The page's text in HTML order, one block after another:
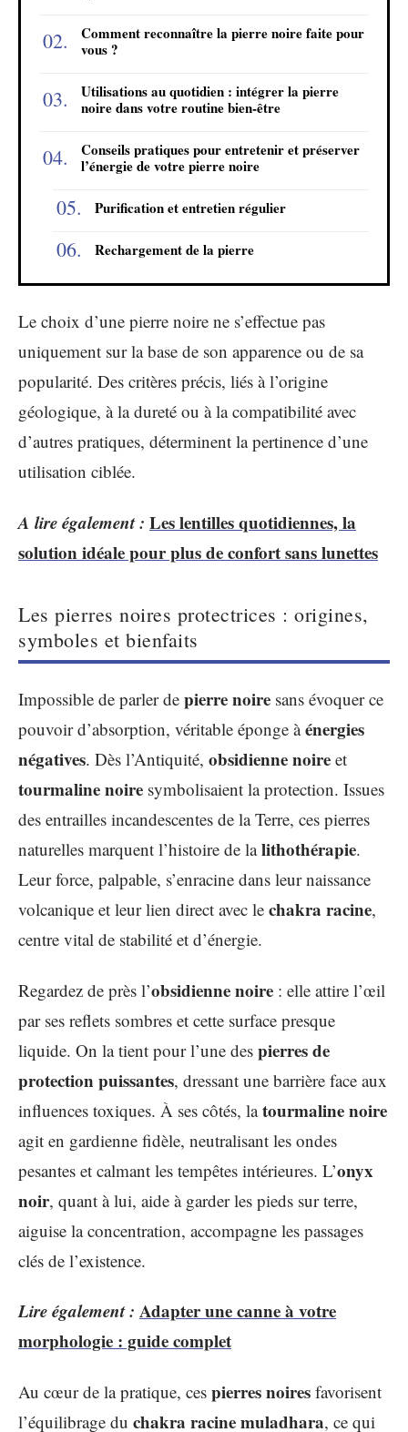
Comment reconnaître la pierre noire faite pour
vous ?
Utilisations au quotidien : intégrer la pierre
noire dans votre routine bien-être
Conseils pratiques pour entretenir et préserver
l’énergie de votre pierre noire
Purification et entretien régulier
Rechargement de la pierre
Le choix d’une pierre noire ne s’effectue pas
uniquement sur la base de son apparence ou de sa
popularité. Des critères précis, liés à l’origine
géologique, à la dureté ou à la compatibilité avec
d’autres pratiques, déterminent la pertinence d’une
utilisation ciblée.
A lire également : Les lentilles quotidiennes, la
solution idéale pour plus de confort sans lunettes
Les pierres noires protectrices : origines,
symboles et bienfaits
Impossible de parler de pierre noire sans évoquer ce
pouvoir d’absorption, véritable éponge àénergies
négatives. Dès l’Antiquité, obsidienne noire et
tourmaline noire symbolisaient la protection. Issues
des entrailles incandescentes de la Terre, ces pierres
naturelles marquent l’histoire de lalithothérapie.
Leur force, palpable, s’enracine dans leur naissance
volcanique et leur lien direct avec le chakra racine,
centre vital de stabilité et d’énergie.
Regardez de près l’obsidienne noire : elle attire l’œil
par ses reflets sombres et cette surface presque
liquide. On la tient pour l’une des pierres de
protection puissantes, dressant une barrière face aux
influences toxiques. À ses côtés, latourmaline noire
agit en gardienne fidèle, neutralisant les ondes
pesantes et calmant les tempêtes intérieures. L’onyx
noir, quant à lui, aide à garder les pieds sur terre,
aiguise la concentration, accompagne les passages
clés de l’existence.
Lire également : Adapter une canne à votre
morphologie : guide complet
Au cœur de la pratique, ces pierres noires favorisent
l’équilibrage du chakra racine muladhara, ce qui